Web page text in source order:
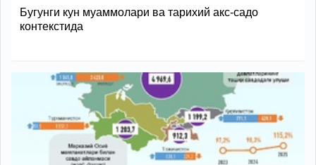
Бугунги кун муаммолари ва тарихий акс-садо
контекстида